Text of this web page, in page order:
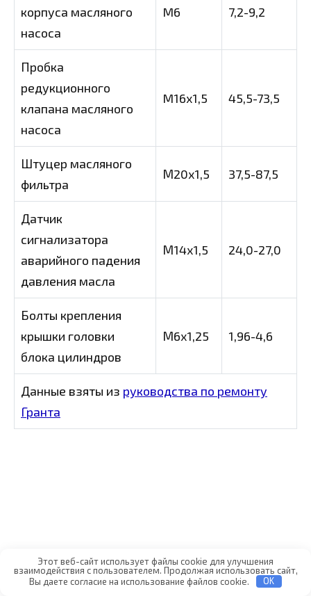
корпуса масляного
насоса
M6 7,2-9,2
Пробка
редукционного
клапана масляного
насоса
M16x1,5 45,5-73,5
Штуцер масляного
фильтра
М20х1,5 37,5-87,5
Датчик
сигнализатора
аварийного падения
давления масла
М14х1,5 24,0-27,0
Болты крепления
крышки головки
блока цилиндров
М6х1,25 1,96-4,6
Данные взяты из руководства по ремонту
Гранта
Этот веб-сайт использует файлы cookie для улучшения
взаимодействия с пользователем. Продолжая использовать сайт,
Вы даете согласие на использование файлов cookie.
OK